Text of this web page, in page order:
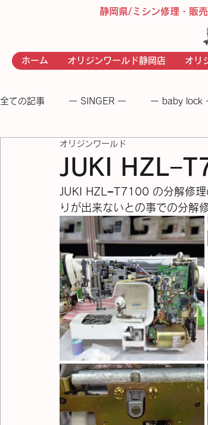
静岡県/ミシン修理・販
ホーム オリジンワールド静岡店 オリ
全ての記事 ー SINGER ー ー baby lock
- RICCAR - − 足踏みミシン −
JUKI
オリジンワールド
JUKI HZL−T7100 の分解修
りが出来ないとの事での分解